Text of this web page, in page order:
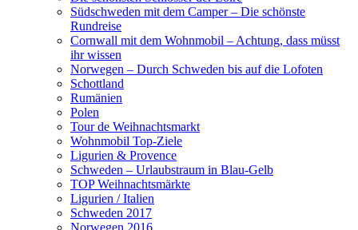
Südschweden mit dem Camper – Die schönste
Rundreise
Cornwall mit dem Wohnmobil – Achtung, dass müsst
ihr wissen
Norwegen – Durch Schweden bis auf die Lofoten
Schottland
Rumänien
Polen
Tour de Weihnachtsmarkt
Wohnmobil Top-Ziele
Ligurien & Provence
Schweden – Urlaubstraum in Blau-Gelb
TOP Weihnachtsmärkte
Ligurien / Italien
Schweden 2017
Norwegen 2016